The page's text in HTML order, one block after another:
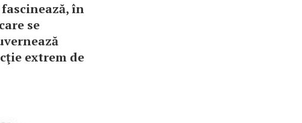
în
se
extrem de